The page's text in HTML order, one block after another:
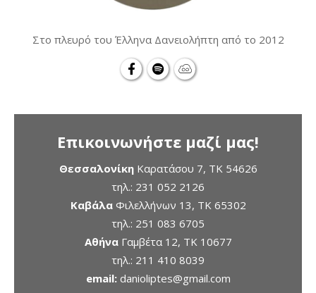
Στο πλευρό του Έλληνα Δανειολήπτη από το 2012
Επικοινωνήστε μαζί μας!
ΘεσσαλονίκηΚαρατάσου 7, TK 54626
τηλ.: 231 052 2126
ΚαβάλαΦιλελλήνων 13, ΤΚ 65302
τηλ.: 251 083 6705
ΑθήναΓαμβέτα 12, ΤΚ 10677
τηλ.: 211 410 8039
email: danioliptes@gmail.com